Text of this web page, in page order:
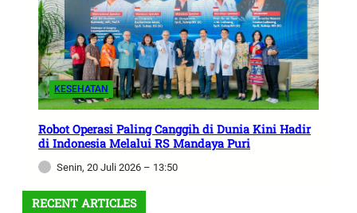
KESEHATAN
Robot Operasi Paling Canggih di Dunia Kini Hadir
di Indonesia Melalui RS Mandaya Puri
Senin, 20 Juli 2026 – 13:50
RECENT ARTICLES